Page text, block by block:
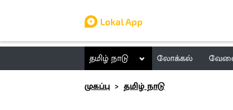
தமிழ் நாடு லோக்கல்
முகப்பு
தமிழ் நாடு